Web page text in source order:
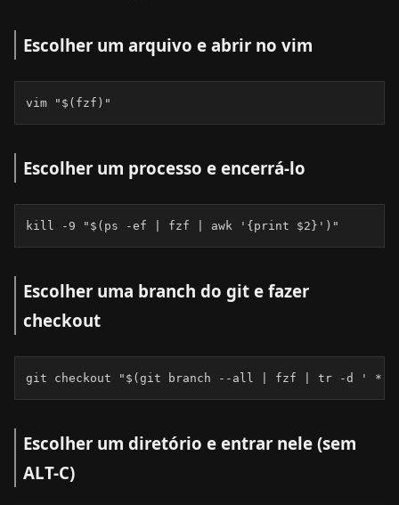
Escolher um arquivo e abrir no vim
vim "$(fzf)"
Escolher um processo e encerrá-lo
kill -9 "$(ps -ef | fzf | awk '{print $2}')"
Escolher uma branch do git e fazer
checkout
git checkout "$(git branch --all | fzf | tr -d '
Escolher um diretório e entrar nele (sem
ALT-C)